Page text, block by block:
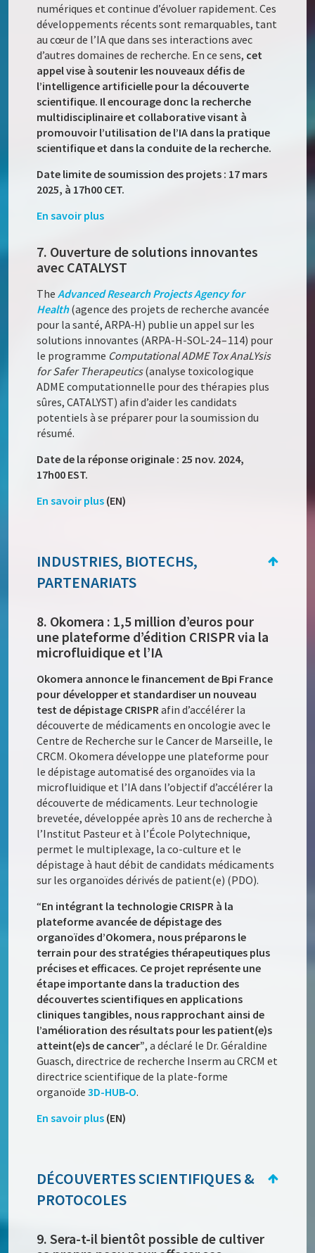
numériques et continue d’évoluer rapidement. Ces
développements récents sont remarquables, tant
au cœur de l’IA que dans ses interactions avec
d’autres domaines de recherche. En ce sens, cet
appel vise à soutenir les nouveaux défis de
l’intelligence artificielle pour la découverte
scientifique. Il encourage donc la recherche
multidisciplinaire et collaborative visant à
promouvoir l’utilisation de l’IA dans la pratique
scientifique et dans la conduite de la recherche.
Date limite de soumission des projets : 17 mars
2025, à 17h00 CET.
En savoir plus
7. Ouverture de solutions innovantes
avec CATALYST
TheAdvanced Research Projects Agency for
Health(agence des projets de recherche avancée
pour la santé, ARPA‑H) publie un appel sur les
solutions innovantes (ARPA-H-SOL-24 – 114) pour
le programme Computational ADME Tox AnaLYsis
for Safer Therapeutics(analyse toxicologique
ADME computationnelle pour des thérapies plus
sûres, CATALYST) afin d’aider les candidats
potentiels à se préparer pour la soumission du
résumé.
Date de la réponse originale : 25 nov. 2024,
17h00 EST.
En savoir plus (EN)
INDUSTRIES, BIOTECHS,
PARTENARIATS
8. Okomera : 1,5 million d’euros pour
une plateforme d’édition CRISPR via la
microfluidique et l’IA
Okomera annonce le financement de Bpi France
pour développer et standardiser un nouveau
test de dépistage CRISPRafin d’accélérer la
découverte de médicaments en oncologie avec le
Centre de Recherche sur le Cancer de Marseille, le
CRCM. Okomera développe une plateforme pour
le dépistage automatisé des organoïdes via la
microfluidique et l’IA dans l’objectif d’accélérer la
découverte de médicaments. Leur technologie
brevetée, développée après 10 ans de recherche à
l’Institut Pasteur et à l’École Polytechnique,
permet le multiplexage, la co-culture et le
dépistage à haut débit de candidats médicaments
sur les organoïdes dérivés de patient(e) (PDO).
“En intégrant la technologie CRISPR à la
plateforme avancée de dépistage des
organoïdes d’Okomera, nous préparons le
terrain pour des stratégies thérapeutiques plus
précises et efficaces. Ce projet représente une
étape importante dans la traduction des
découvertes scientifiques en applications
cliniques tangibles, nous rapprochant ainsi de
l’amélioration des résultats pour les patient(e)s
atteint(e)s de cancer”, a déclaré le Dr. Géraldine
Guasch, directrice de recherche Inserm au CRCM et
directrice scientifique de la plate-forme
organoïde3D-HUB‑O.
En savoir plus (EN)
DÉCOUVERTES SCIENTIFIQUES &
PROTOCOLES
9. Sera-t-il bientôt possible de cultiver